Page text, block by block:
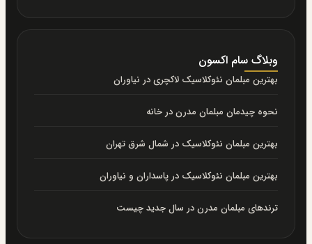
وبلاگ سام اکسون
بهترین مبلمان نئوکلاسیک لاکچری در نیاوران
نحوه چیدمان مبلمان مدرن در خانه
بهترین مبلمان نئوکلاسیک در شمال شرق تهران
بهترین مبلمان نئوکلاسیک در پاسداران و نیاوران
ترندهای مبلمان مدرن در سال جدید چیست